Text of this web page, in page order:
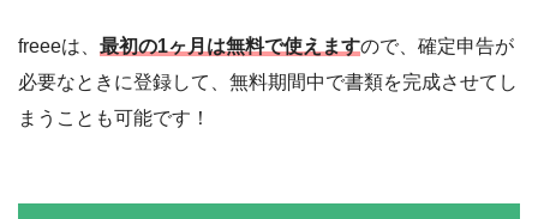
freeeは、 最初の1ヶ月は無料で使えますので、確定申告が
必要なときに登録して、無料期間中で書類を完成させてし
まうことも可能です！